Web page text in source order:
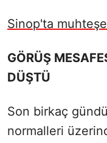
Sinop'ta
GÖRÜŞ
DÜŞTÜ
Son birkaç
normalleri